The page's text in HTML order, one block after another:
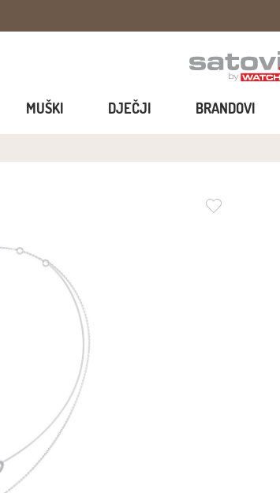
MUŠKI DJEČJI BRANDOVI